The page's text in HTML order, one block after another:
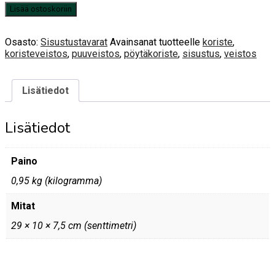
Puuveistos
määrä
Lisää ostoskoriin
Osasto: Sisustustavarat Avainsanat tuotteelle koriste,
koristeveistos, puuveistos, pöytäkoriste, sisustus, veistos
Lisätiedot
Lisätiedot
Paino
0,95 kg (kilogramma)
Mitat
29 × 10 × 7,5 cm (senttimetri)